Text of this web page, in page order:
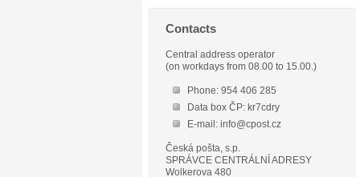
Contacts
Central address operator
(on workdays from 08.00 to 15.00.)
Phone: 954 406 285
Data box ČP: kr7cdry
E-mail: info@cpost.cz
Česká pošta, s.p.
SPRÁVCE CENTRÁLNÍ ADRESY
Wolkerova 480